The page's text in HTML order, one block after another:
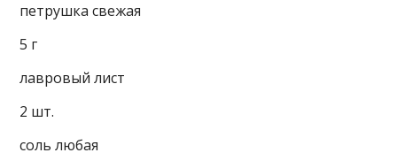
петрушка свежая
5 г
лавровый лист
2 шт.
соль любая